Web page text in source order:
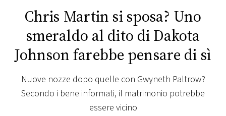
RADIO
WEB
RADIO
PLAYLIST
Chris Martin si sposa? Uno
smeraldo al dito di Dakota
Johnson farebbe pensare di sì
Nuove nozze dopo quelle con Gwyneth Paltrow?
Secondo i bene informati, il matrimonio potrebbe
essere vicino